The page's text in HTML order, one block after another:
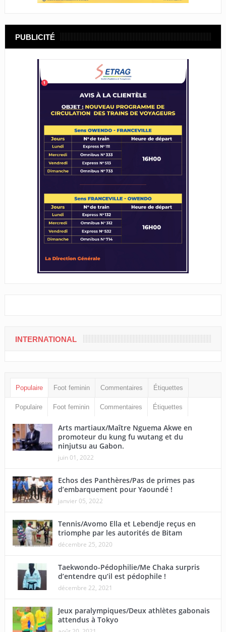
PUBLICITÉ
INTERNATIONAL
Populaire Foot feminin Commentaires Étiquettes
Populaire Foot feminin Commentaires Étiquettes
Arts martiaux/Maître Nguema Akwe en
promoteur du kung fu wutang et du
ninjutsu au Gabon.
juin 01, 2022
Echos des Panthères/Pas de primes pas
d’embarquement pour Yaoundé !
janvier 05, 2022
Tennis/Avomo Ella et Lebendje reçus en
triomphe par les autorités de Bitam
décembre 25, 2020
Taekwondo-Pédophilie/Me Chaka surpris
d’entendre qu’il est pédophile !
décembre 22, 2021
Jeux paralympiques/Deux athlètes gabonais
attendus à Tokyo